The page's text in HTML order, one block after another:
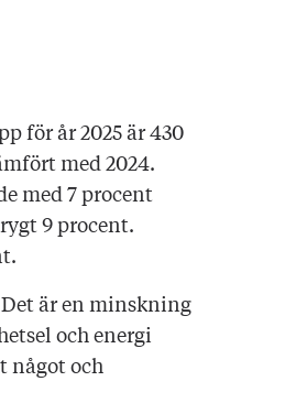
för år 2025 är 430
med 2024.
med 7 procent
9 procent.
är en minskning
och energi
något och